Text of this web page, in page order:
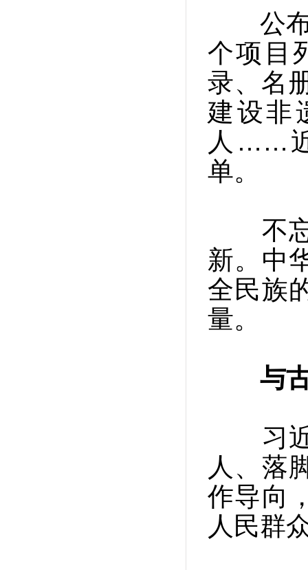
公布
个项目
录、名
建设非
人……
单。
不忘
新。中
全民族
量。
与
习近
人、落
作导向
人民群